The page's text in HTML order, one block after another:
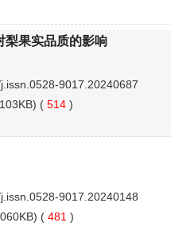
梨果实品质的影响
9017.20240687
( 514 )
9017.20240148
( 481 )